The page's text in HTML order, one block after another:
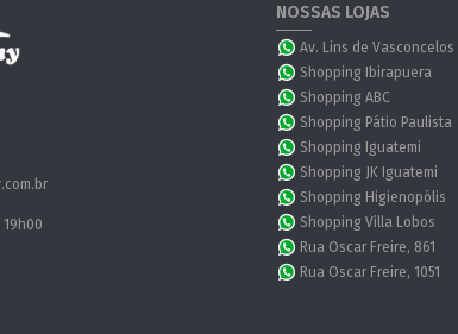
NOSSAS LOJAS
Av. Lins de Vasconcelos
Shopping Ibirapuera
Shopping ABC
Shopping Pátio Paulista
Shopping Iguatemi
Shopping JK Iguatemi
Shopping Higienopólis
Shopping Villa Lobos
Rua Oscar Freire, 861
Rua Oscar Freire, 1051